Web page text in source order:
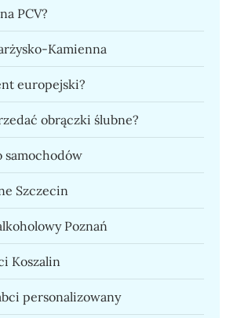
PCV?
Kamienna
europejski?
obrączki ślubne?
samochodów
Szczecin
Poznań
Koszalin
personalizowany